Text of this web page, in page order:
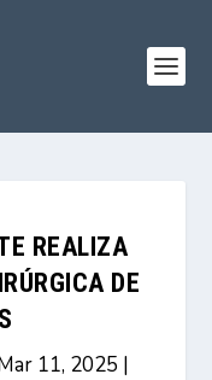
REALIZA
DE
11, 2025 |